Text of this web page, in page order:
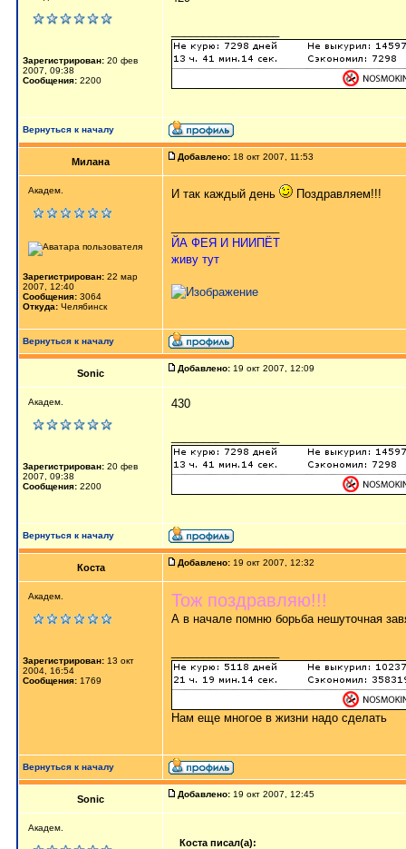
Зарегистрирован: 20 фев
2007, 09:38
Сообщения: 2200
Вернуться к началу
Милана Добавлено: 18 окт 2007, 11:53
Академ.
Зарегистрирован: 22 мар
2007, 12:40
Сообщения: 3064
Откуда: Челябинск
И так каждый день Поздравляем!!!
ЙА ФЕЯ И НИИПЁТ
живу тут
Вернуться к началу
Sonic Добавлено: 19 окт 2007, 12:09
Академ.
Зарегистрирован: 20 фев
2007, 09:38
Сообщения: 2200
430
Вернуться к началу
Коста Добавлено: 19 окт 2007, 12:32
Академ.
Зарегистрирован: 13 окт
2004, 16:54
Сообщения: 1769
Тож поздравляю!!!
А в начале помню борьба нешуточная
Нам еще многое в жизни надо сделать
Вернуться к началу
Sonic Добавлено: 19 окт 2007, 12:45
Академ.
Коста писал(а):